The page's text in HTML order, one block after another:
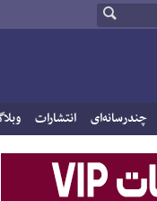
چندرسانه‌ای انتشارات